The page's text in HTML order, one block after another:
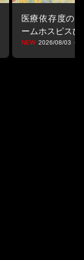
医療依存度の
ームホスピス
2026/08/03